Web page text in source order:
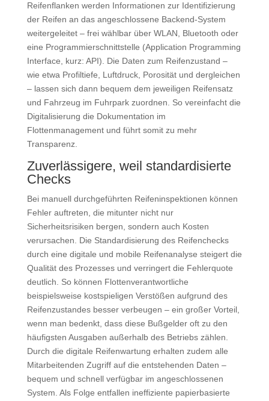
Reifenflanken werden Informationen zur Identifizierung
der Reifen an das angeschlossene Backend-System
weitergeleitet – frei wählbar über WLAN, Bluetooth oder
eine Programmierschnittstelle (Application Programming
Interface, kurz: API). Die Daten zum Reifenzustand –
wie etwa Profiltiefe, Luftdruck, Porosität und dergleichen
– lassen sich dann bequem dem jeweiligen Reifensatz
und Fahrzeug im Fuhrpark zuordnen. So vereinfacht die
Digitalisierung die Dokumentation im
Flottenmanagement und führt somit zu mehr
Transparenz.
Zuverlässigere, weil standardisierte
Checks
Bei manuell durchgeführten Reifeninspektionen können
Fehler auftreten, die mitunter nicht nur
Sicherheitsrisiken bergen, sondern auch Kosten
verursachen. Die Standardisierung des Reifenchecks
durch eine digitale und mobile Reifenanalyse steigert die
Qualität des Prozesses und verringert die Fehlerquote
deutlich. So können Flottenverantwortliche
beispielsweise kostspieligen Verstößen aufgrund des
Reifenzustandes besser verbeugen – ein großer Vorteil,
wenn man bedenkt, dass diese Bußgelder oft zu den
häufigsten Ausgaben außerhalb des Betriebs zählen.
Durch die digitale Reifenwartung erhalten zudem alle
Mitarbeitenden Zugriff auf die entstehenden Daten –
bequem und schnell verfügbar im angeschlossenen
System. Als Folge entfallen ineffiziente papierbasierte